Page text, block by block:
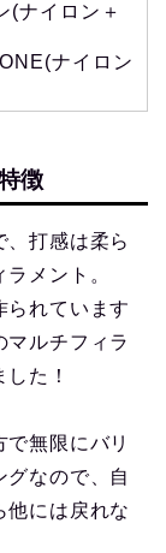
(ナイロン＋
ナイロン
徴
、打感は柔ら
メント。
られています
マルチフィラ
た！
無限にバリ
グなので、自
他には戻れな